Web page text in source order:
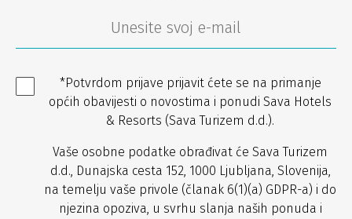
*Potvrdom prijave prijavit ćete se na primanje
općih obavijesti o novostima i ponudi Sava Hotels
& Resorts (Sava Turizem d.d.).
Vaše osobne podatke obrađivat će Sava Turizem
d.d., Dunajska cesta 152, 1000 Ljubljana, Slovenija,
na temelju vaše privole (članak 6(1)(a) GDPR-a) i do
njezina opoziva, u svrhu slanja naših ponuda i